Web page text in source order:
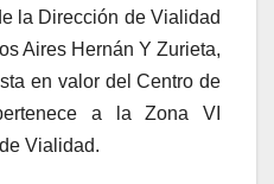
la Dirección de Vialidad
Aires Hernán Y Zurieta,
en valor del Centro de
a la Zona VI
Vialidad.